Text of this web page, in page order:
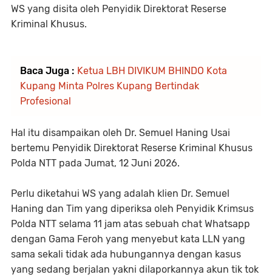
WS yang disita oleh Penyidik Direktorat Reserse
Kriminal Khusus.
Baca Juga : Ketua LBH DIVIKUM BHINDO Kota
Kupang Minta Polres Kupang Bertindak
Profesional
Hal itu disampaikan oleh Dr. Semuel Haning Usai
bertemu Penyidik Direktorat Reserse Kriminal Khusus
Polda NTT pada Jumat, 12 Juni 2026.
Perlu diketahui WS yang adalah klien Dr. Semuel
Haning dan Tim yang diperiksa oleh Penyidik Krimsus
Polda NTT selama 11 jam atas sebuah chat Whatsapp
dengan Gama Feroh yang menyebut kata LLN yang
sama sekali tidak ada hubungannya dengan kasus
yang sedang berjalan yakni dilaporkannya akun tik tok